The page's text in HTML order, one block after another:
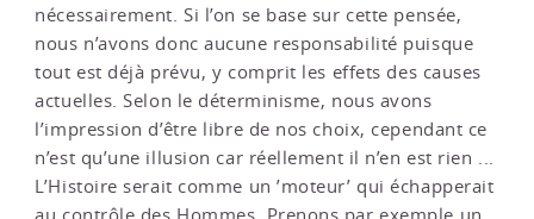
nécessairement. Si l’on se base sur cette pensée,
nous n’avons donc aucune responsabilité puisque
tout est déjà prévu, y comprit les effets des causes
actuelles. Selon le déterminisme, nous avons
l’impression d’être libre de nos choix, cependant ce
n’est qu’une illusion car réellement il n’en est rien ...
L’Histoire serait comme un ’moteur’ qui échapperait